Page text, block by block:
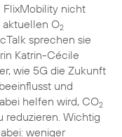
FlixMobility nicht
O2
sprechen sie
Katrin-Cécile
wie 5G die Zukunft
und
helfen wird, CO2
reduzieren. Wichtig
weniger